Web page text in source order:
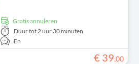
Gratis annuleren
Duurtot 2 uur 30 minuten
En
€ 39,00